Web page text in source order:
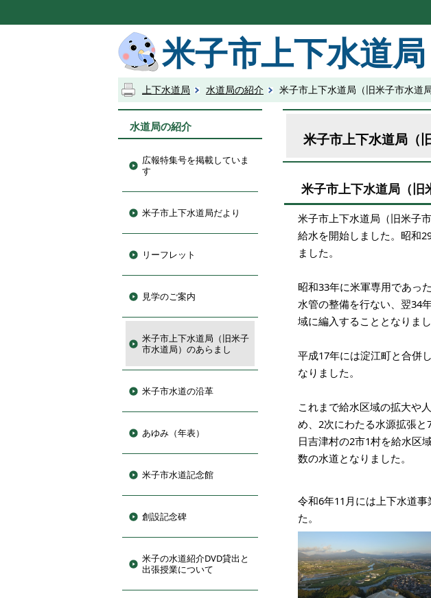
米子市上下水道局
上下水道局 水道局の紹介 米子市上下水道局（旧米子市水道
水道局の紹介
広報特集号を掲載していま
す
米子市上下水道局だより
リーフレット
見学のご案内
米子市上下水道局（旧米子
市水道局）のあらまし
米子市水道の沿革
あゆみ（年表）
米子市水道記念館
創設記念碑
米子の水道紹介DVD貸出と
出張授業について
米子市上下水道局（
米子市上下水道局（旧
米子市上下水道局（旧米子
給水を開始しました。昭和
ました。
昭和33年に米軍専用であっ
水管の整備を行ない、翌34
域に編入することとなりまし
平成17年には淀江町と合併
なりました。
これまで給水区域の拡大や
め、2次にわたる水源拡張
日吉津村の2市1村を給水区
数の水道となりました。
令和6年11月には上下水道事
た。